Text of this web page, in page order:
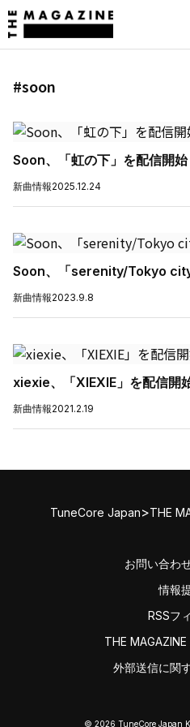
#soon
Soon、「虹の下」を配信開始
新曲情報2025.12.24
Soon、「serenity/Tokyo
新曲情報2023.9.8
xiexie、「XIEXIE」を配信開
新曲情報2021.2.19
TuneCore Japan>THE
お問い合わ
情報
RSSフ
THE
外部送信に関
© 2026 TuneCore Japan